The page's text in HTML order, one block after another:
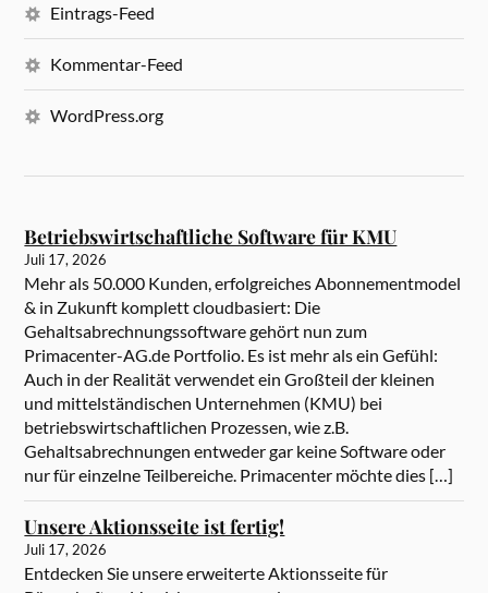
Eintrags-Feed
Kommentar-Feed
WordPress.org
Betriebswirtschaftliche Software für KMU
Juli 17, 2026
Mehr als 50.000 Kunden, erfolgreiches Abonnementmodel
& in Zukunft komplett cloudbasiert: Die
Gehaltsabrechnungssoftware gehört nun zum
Primacenter-AG.de Portfolio. Es ist mehr als ein Gefühl:
Auch in der Realität verwendet ein Großteil der kleinen
und mittelständischen Unternehmen (KMU) bei
betriebswirtschaftlichen Prozessen, wie z.B.
Gehaltsabrechnungen entweder gar keine Software oder
nur für einzelne Teilbereiche. Primacenter möchte dies […]
Unsere Aktionsseite ist fertig!
Juli 17, 2026
Entdecken Sie unsere erweiterte Aktionsseite für